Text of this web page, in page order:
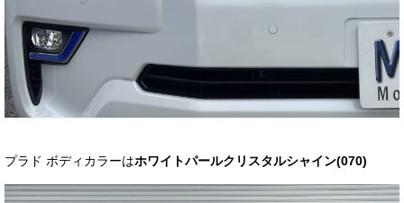
プラド ボディカラーはホワイトパールクリスタルシャイン(070)